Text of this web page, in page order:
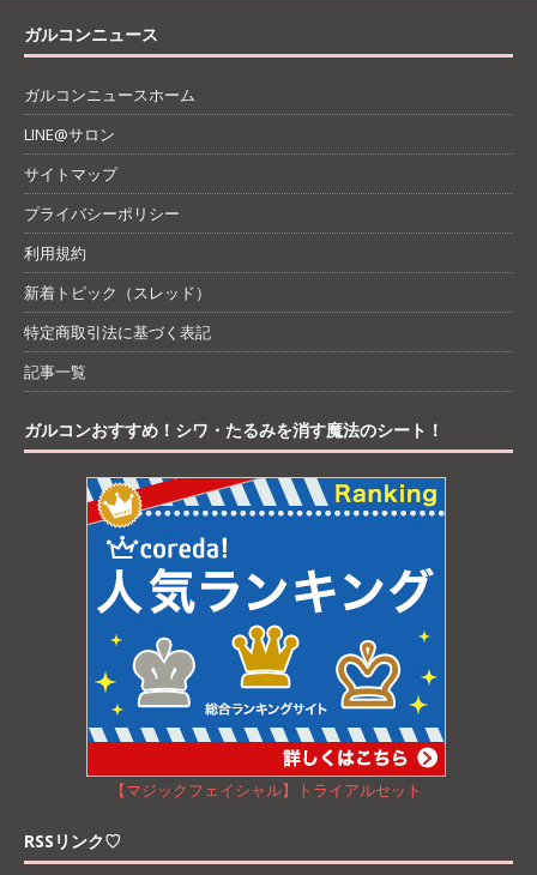
ガルコンニュース
ガルコンニュースホーム
LINE@サロン
サイトマップ
プライバシーポリシー
利用規約
新着トピック（スレッド）
特定商取引法に基づく表記
記事一覧
ガルコンおすすめ！シワ・たるみを消す魔法のシート！
【マジックフェイシャル】トライアルセット
RSSリンク♡